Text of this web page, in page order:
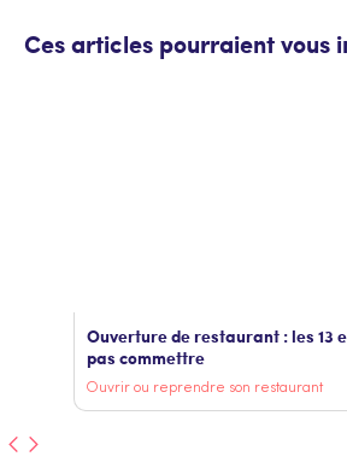
Ces articles pourraient vous
Ouverture de restaurant : les 13
pas commettre
Ouvrir ou reprendre son restaurant